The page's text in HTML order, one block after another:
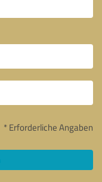
* Erforderliche Angaben